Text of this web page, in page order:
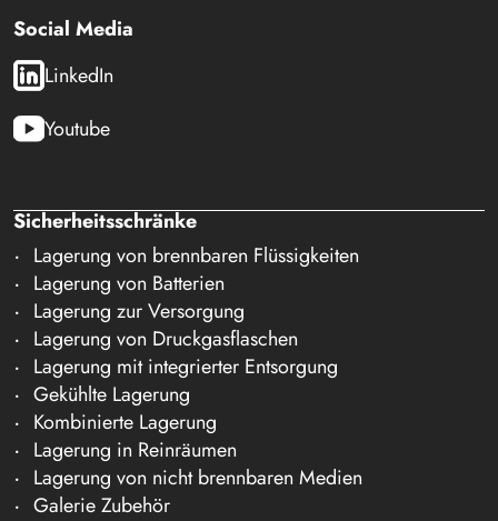
Social Media
LinkedIn
Youtube
Sicherheitsschränke
Lagerung von brennbaren Flüssigkeiten
Lagerung von Batterien
Lagerung zur Versorgung
Lagerung von Druckgasflaschen
Lagerung mit integrierter Entsorgung
Gekühlte Lagerung
Kombinierte Lagerung
Lagerung in Reinräumen
Lagerung von nicht brennbaren Medien
Galerie Zubehör